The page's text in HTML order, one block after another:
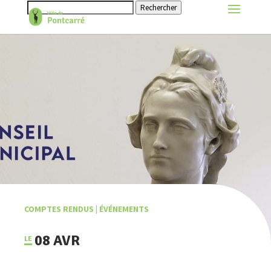
Rechercher
COMPTES RENDUS | ÉVÉNEMENTS
08 AVR